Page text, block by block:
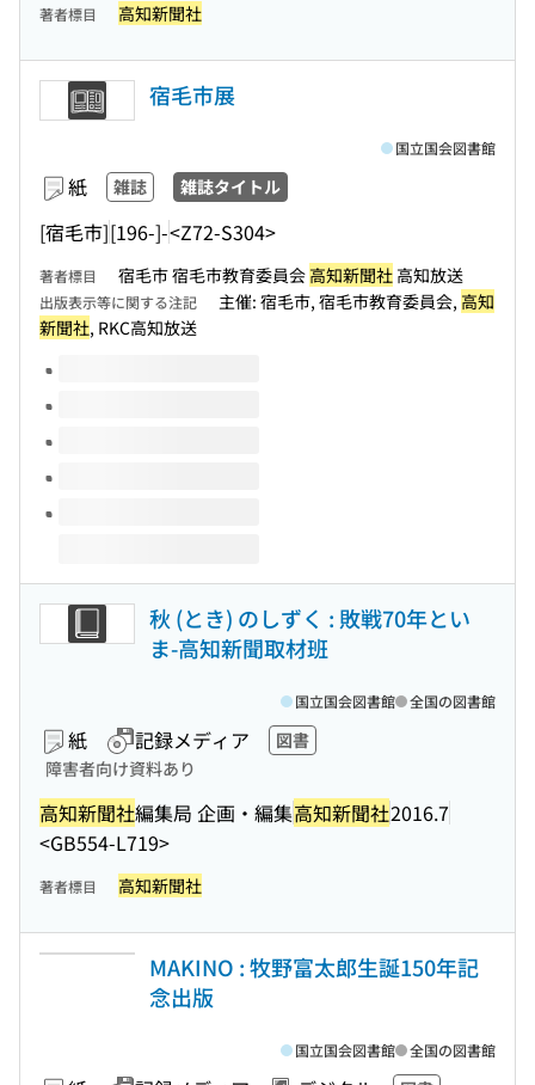
著者標目 高知新聞社
宿毛市展
紙 雑誌 雑誌タイトル
[宿毛市][196-]-<Z72-S304>
国立国会図書館
著者標目 宿毛市 宿毛市教育委員会 高知新聞社 高知放送
出版表示等に関する注記 主催: 宿毛市, 宿毛市教育委員会, 高知
新聞社, RKC高知放送
このタイトルの巻号
秋 (とき) のしずく : 敗戦70年とい
ま-高知新聞取材班
紙 記録メディア
図書
障害者向け資料あり
高知新聞社編集局 企画・編集高知新聞社2016.7
<GB554-L719>
国立国会図書館 全国の図書館
著者標目 高知新聞社
MAKINO : 牧野富太郎生誕150年記
念出版
国立国会図書館 全国の図書館